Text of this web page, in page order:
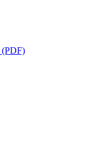
(PDF)